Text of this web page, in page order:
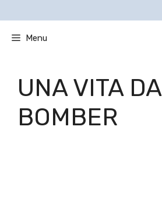
Menu
UNA VITA DA
BOMBER